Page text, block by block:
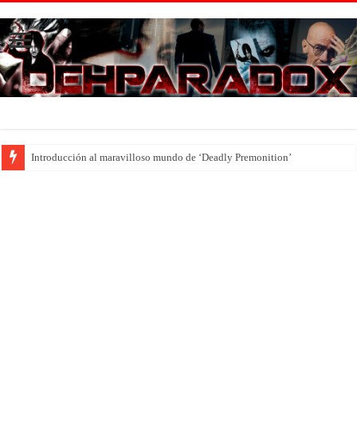
Introducción al maravilloso mundo de ‘Deadly Premonition’